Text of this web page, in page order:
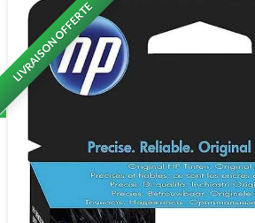
LIVRAISON OFFERTE